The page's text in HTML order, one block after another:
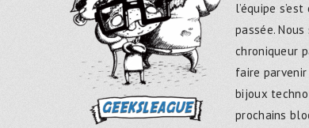
l’équipe
passée.
chroniqueur
faire
bijoux
prochains